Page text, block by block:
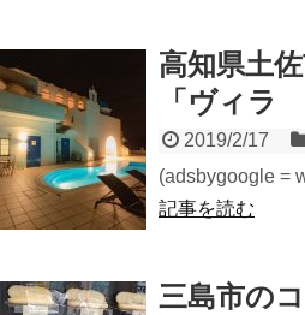
高知県土
「ヴィラ
2019/2/17
(adsbygoogle =
記事を読む
三島市の